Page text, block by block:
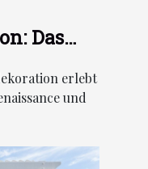
Das
erlebt
und